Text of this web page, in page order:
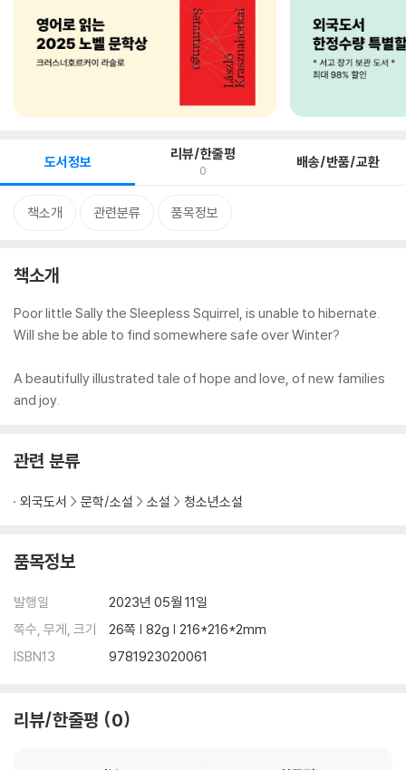
도서정보 리뷰/한줄평
0 배송/반품/교환
책소개 관련분류 품목정보
책소개
Poor little Sally the Sleepless Squirrel, is unable to hibernate.
Will she be able to find somewhere safe over Winter?
A beautifully illustrated tale of hope and love, of new families
and joy.
관련 분류
외국도서 문학/소설 소설 청소년소설
품목정보
발행일
2023년 05월 11일
쪽수, 무게, 크기
26쪽 | 82g | 216*216*2mm
ISBN13
9781923020061
리뷰/한줄평 0